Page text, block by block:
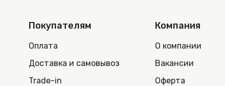
Покупателям
Оплата
Доставка и самовывоз
Trade-in
Компания
О компании
Вакансии
Оферта